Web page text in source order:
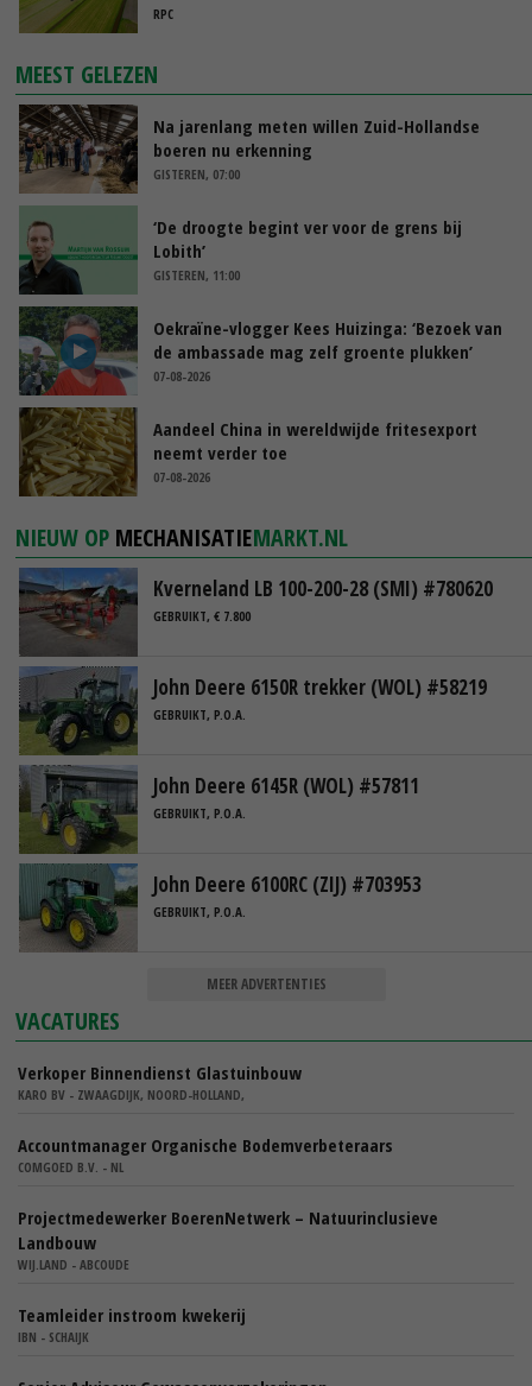
RPC
MEEST GELEZEN
Na jarenlang meten willen Zuid-Hollandse
boeren nu erkenning
GISTEREN, 07:00
‘De droogte begint ver voor de grens bij
Lobith’
GISTEREN, 11:00
Oekraïne-vlogger Kees Huizinga: ‘Bezoek van
de ambassade mag zelf groente plukken’
07-08-2026
Aandeel China in wereldwijde fritesexport
neemt verder toe
07-08-2026
NIEUW OP MECHANISATIEMARKT.NL
Kverneland LB 100-200-28 (SMI) #780620
GEBRUIKT, € 7.800
John Deere 6150R trekker (WOL) #58219
GEBRUIKT, P.O.A.
John Deere 6145R (WOL) #57811
GEBRUIKT, P.O.A.
John Deere 6100RC (ZIJ) #703953
GEBRUIKT, P.O.A.
MEER ADVERTENTIES
VACATURES
Verkoper Binnendienst Glastuinbouw
KARO BV - ZWAAGDIJK, NOORD-HOLLAND,
Accountmanager Organische Bodemverbeteraars
COMGOED B.V. - NL
Projectmedewerker BoerenNetwerk – Natuurinclusieve
Landbouw
WIJ.LAND - ABCOUDE
Teamleider instroom kwekerij
IBN - SCHAIJK